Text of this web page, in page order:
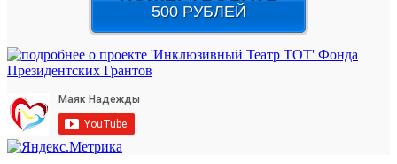
500 РУБЛЕЙ